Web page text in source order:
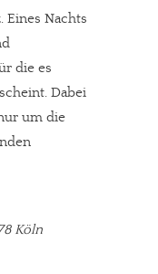
Eines Nachts
die es
Dabei
um die
Köln